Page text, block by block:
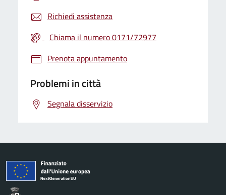
Richiedi assistenza
Chiama il numero 0171/72977
Prenota appuntamento
Problemi in città
Segnala disservizio